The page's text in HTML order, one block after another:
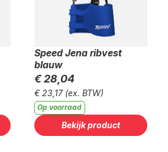
Speed Jena ribvest
blauw
€ 28,04
€ 23,17 (ex. BTW)
Op voorraad
Bekijk product